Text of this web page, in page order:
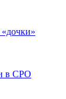
в СРО